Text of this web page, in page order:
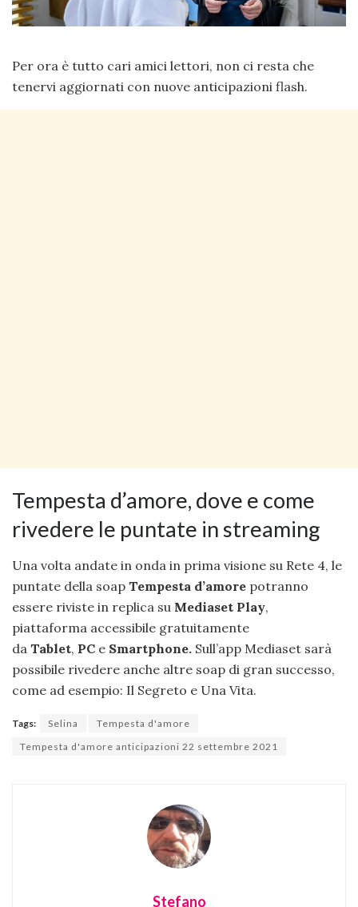
Per ora è tutto cari amici lettori, non ci resta che
tenervi aggiornati con nuove anticipazioni flash.
Tempesta d’amore, dove e come
rivedere le puntate in streaming
Una volta andate in onda in prima visione su Rete 4, le
puntate della soap Tempesta d’amore potranno
essere riviste in replica su Mediaset Play,
piattaforma accessibile gratuitamente
da Tablet, PC e Smartphone. Sull’app Mediaset sarà
possibile rivedere anche altre soap di gran successo,
come ad esempio: Il Segreto e Una Vita.
Tags: Selina
Tempesta d'amore
Tempesta d'amore anticipazioni 22 settembre 2021
Stefano